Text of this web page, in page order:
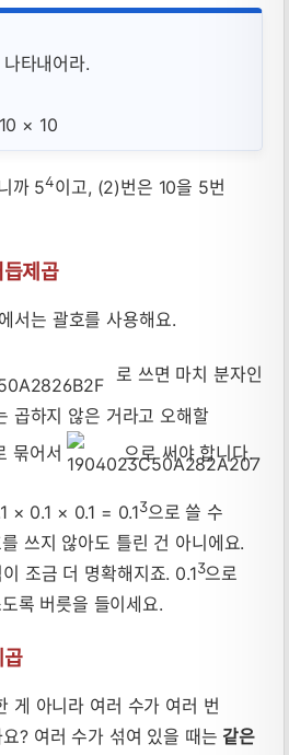
타내어라.
× 10
까 54이고, (2)번은 10을 5번
제곱
서는 괄호를 사용해요.
로 쓰면 마치 분자인
곱하지 않은 거라고 오해할
묶어서
으로 써야 합니다.
× 0.1 × 0.1 = 0.13으로 쓸 수
쓰지 않아도 틀린 건 아니에요.
조금 더 명확해지죠. 0.13으로
록 버릇을 들이세요.
곱
게 아니라 여러 수가 여러 번
? 여러 수가 섞여 있을 때는 같은